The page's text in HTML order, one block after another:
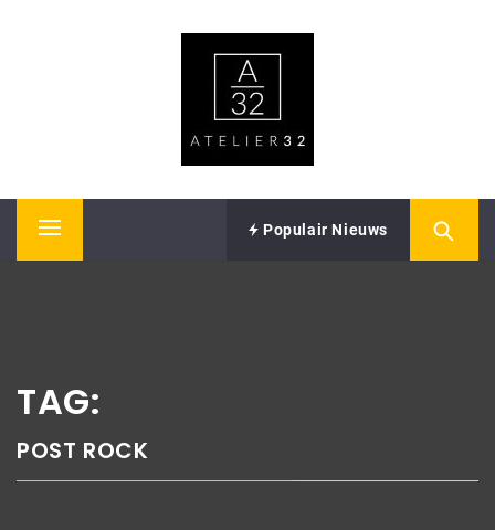
Primary
Populair Nieuws
TAG:
POST ROCK